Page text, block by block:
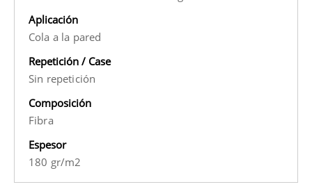
Aplicación
Cola a la pared
Repetición / Case
Sin repetición
Composición
Fibra
Espesor
180 gr/m2